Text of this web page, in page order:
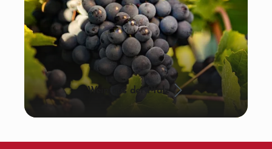
Wein aus der Pfalz